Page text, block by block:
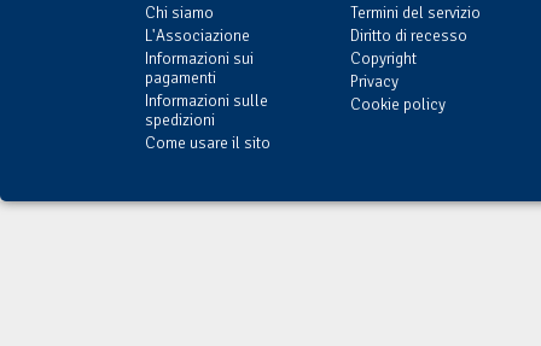
Chi siamo
L'Associazione
Informazioni sui
pagamenti
Informazioni sulle
spedizioni
Come usare il sito
Termini del servizio
Diritto di recesso
Copyright
Privacy
Cookie policy